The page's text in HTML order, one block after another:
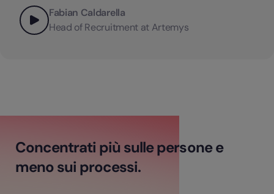
Fabian Caldarella
Head of Recruitment at Artemys
Concentrati più sulle persone e
meno sui processi.